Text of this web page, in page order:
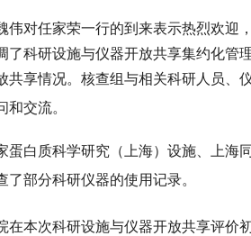
伟对任家荣一行的到来表示热烈欢迎
了科研设施与仪器开放共享集约化管
共享情况。核查组与相关科研人员、
和交流。
蛋白质科学研究（上海）设施、上海
了部分科研仪器的使用记录。
在本次科研设施与仪器开放共享评价